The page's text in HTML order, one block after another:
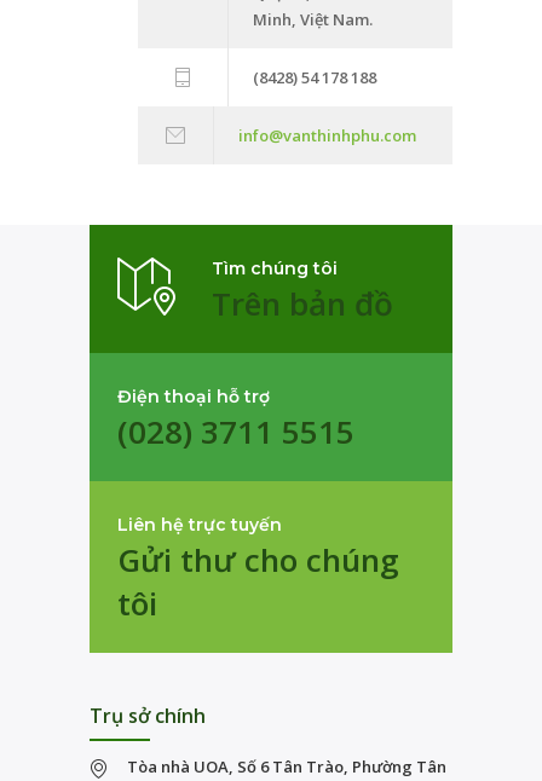
Minh, Việt Nam.
(8428) 54 178 188
info@vanthinhphu.com
Tìm chúng tôi
Trên bản đồ
Điện thoại hỗ trợ
(028) 3711 5515
Liên hệ trực tuyến
Gửi thư cho chúng
tôi
Trụ sở chính
Tòa nhà UOA, Số 6 Tân Trào, Phường Tân